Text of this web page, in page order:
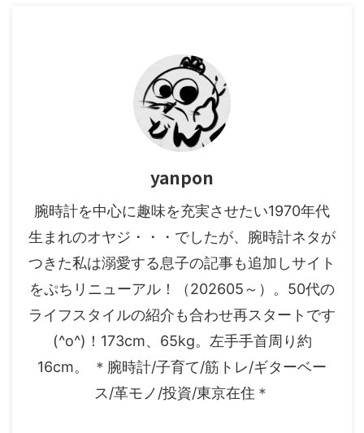
yanpon
腕時計を中心に趣味を充実させたい1970年代
生まれのオヤジ・・・でしたが、腕時計ネタが
つきた私は溺愛する息子の記事も追加しサイト
をぷちリニューアル！（202605～）。50代の
ライフスタイルの紹介も合わせ再スタートです
(^o^)！173cm、65kg。左手手首周り約
16cm。 ＊腕時計/子育て/筋トレ/ギターベー
ス/革モノ/投資/東京在住＊